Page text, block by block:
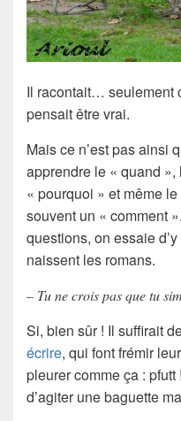
Il racontait… seulement
pensait être vrai.
Mais ce n’est pas ainsi
apprendre le « quand
« pourquoi » et même
souvent un « comment
questions, on essaie
naissent les romans.
– Tu ne crois pas que tu
Si, bien sûr ! Il suffirait
écrire, qui font frémir
pleurer comme ça :
d’agiter une baguette